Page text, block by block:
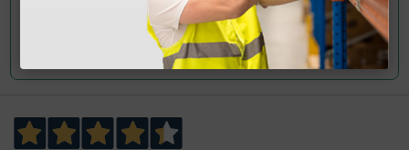
Envía tu pregunta